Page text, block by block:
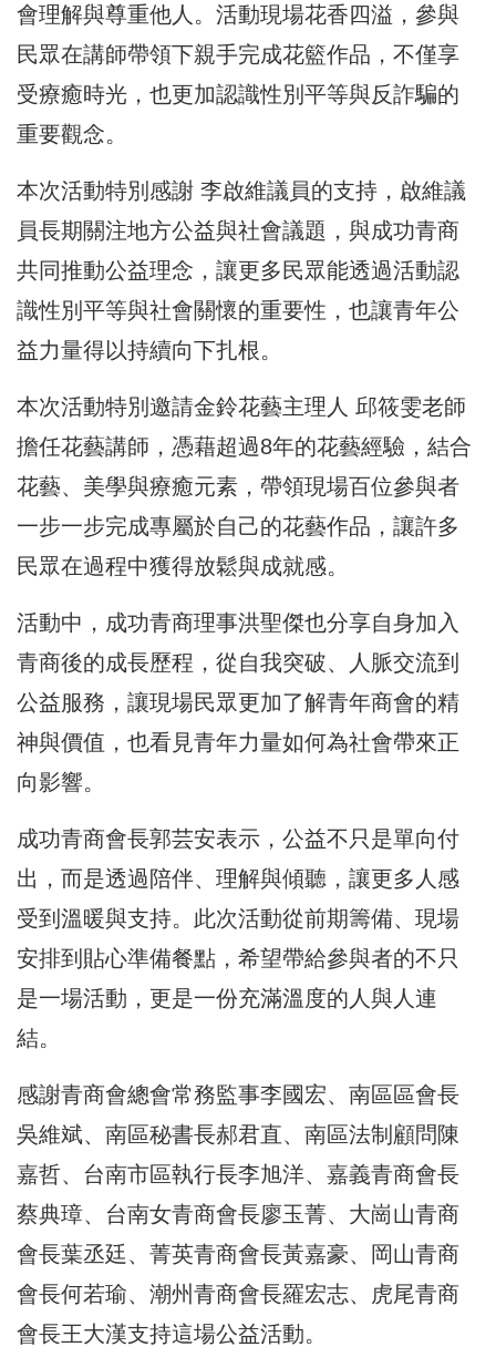
會理解與尊重他人。活動現場花香四溢，參與
民眾在講師帶領下親手完成花籃作品，不僅享
受療癒時光，也更加認識性別平等與反詐騙的
重要觀念。
本次活動特別感謝 李啟維議員的支持，啟維議
員長期關注地方公益與社會議題，與成功青商
共同推動公益理念，讓更多民眾能透過活動認
識性別平等與社會關懷的重要性，也讓青年公
益力量得以持續向下扎根。
本次活動特別邀請金鈴花藝主理人 邱筱雯老師
擔任花藝講師，憑藉超過8年的花藝經驗，結合
花藝、美學與療癒元素，帶領現場百位參與者
一步一步完成專屬於自己的花藝作品，讓許多
民眾在過程中獲得放鬆與成就感。
活動中，成功青商理事洪聖傑也分享自身加入
青商後的成長歷程，從自我突破、人脈交流到
公益服務，讓現場民眾更加了解青年商會的精
神與價值，也看見青年力量如何為社會帶來正
向影響。
成功青商會長郭芸安表示，公益不只是單向付
出，而是透過陪伴、理解與傾聽，讓更多人感
受到溫暖與支持。此次活動從前期籌備、現場
安排到貼心準備餐點，希望帶給參與者的不只
是一場活動，更是一份充滿溫度的人與人連
結。
感謝青商會總會常務監事李國宏、南區區會長
吳維斌、南區秘書長郝君直、南區法制顧問陳
嘉哲、台南市區執行長李旭洋、嘉義青商會長
蔡典璋、台南女青商會長廖玉菁、大崗山青商
會長葉丞廷、菁英青商會長黃嘉豪、岡山青商
會長何若瑜、潮州青商會長羅宏志、虎尾青商
會長王大漢支持這場公益活動。